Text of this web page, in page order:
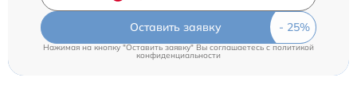
Оставить заявку
Нажимая на кнопку "Оставить заявку" Вы соглашаетесь cполитикой
конфиденциальности